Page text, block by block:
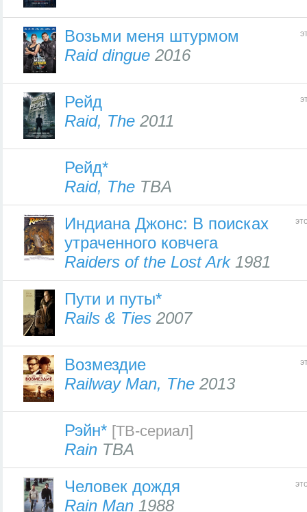
Возьми меня штурмом
Raid dingue 2016
Рейд
Raid, The 2011
Рейд*
Raid, The TBA
Индиана Джонс: В поисках
утраченного ковчега
Raiders of the Lost Ark1981
Пути и путы*
Rails & Ties 2007
Возмездие
Railway Man, The 2013
Рэйн* [ТВ-сериал]
Rain TBA
Человек дождя
Rain Man 1988